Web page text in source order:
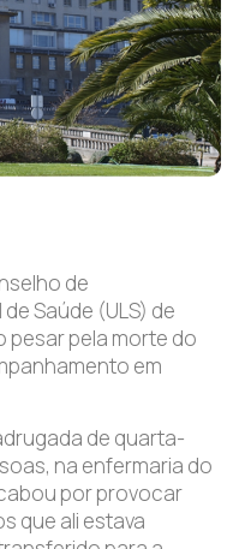
de
Saúde (ULS) de
pesar pela morte do
em
de quarta-
na enfermaria do
por provocar
que ali estava